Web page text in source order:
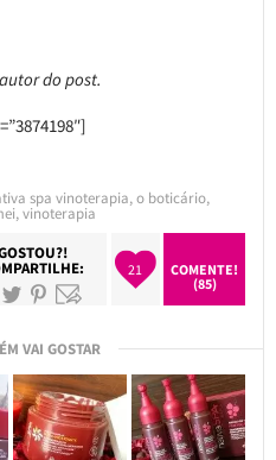
do post.
spa vinoterapia,o boticário,
,vinoterapia
21
COMENTE!
(85)
VAI GOSTAR